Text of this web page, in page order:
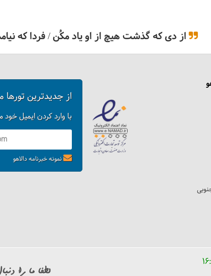
از دی که گذشت هیچ از او یاد مکُن / فردا که
از جدیدترین
با وارد کردن ایمیل
نمونه خبرنامه دالاهو